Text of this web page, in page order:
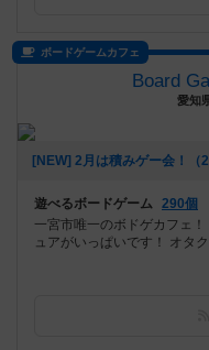
ボードゲームカフェ
Board
愛知
[NEW] 2月は積みゲー会！（
遊べるボードゲーム 290個
一宮市唯一のボドゲカフェ
ュアがいっぱいです！ オタ